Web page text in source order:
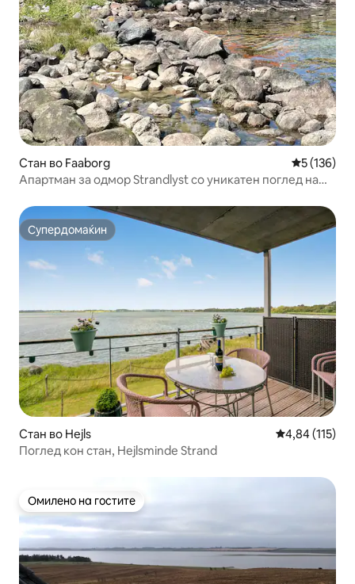
Стан во Faaborg Просечна
5 (136)
Апартман за одмор Strandlyst со уникатен поглед на
Супердомаќин
Супердомаќин
Стан во Hejls Просечна
4,84 (115)
Поглед кон стан, Hejlsminde Strand
Омилено на гостите
Омилено на гостите